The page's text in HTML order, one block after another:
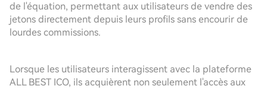
de l'équation, permettant aux utilisateurs de vendre des
jetons directement depuis leurs profils sans encourir de
lourdes commissions.
Lorsque les utilisateurs interagissent avec la plateforme
ALL BEST ICO, ils acquièrent non seulement l'accès aux